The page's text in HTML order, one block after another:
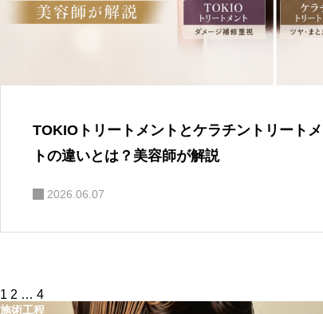
TOKIOトリートメントとケラチントリート
トの違いとは？美容師が解説
2026.06.07
投
稿
1 2 … 4
施術工程